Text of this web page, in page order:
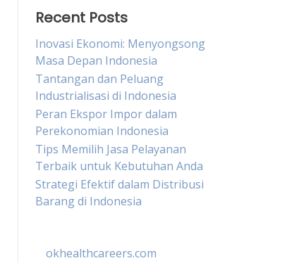
Recent Posts
Inovasi Ekonomi: Menyongsong
Masa Depan Indonesia
Tantangan dan Peluang
Industrialisasi di Indonesia
Peran Ekspor Impor dalam
Perekonomian Indonesia
Tips Memilih Jasa Pelayanan
Terbaik untuk Kebutuhan Anda
Strategi Efektif dalam Distribusi
Barang di Indonesia
okhealthcareers.com